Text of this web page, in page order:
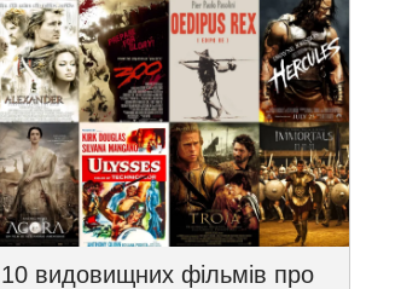
10 видовищних фільмів про